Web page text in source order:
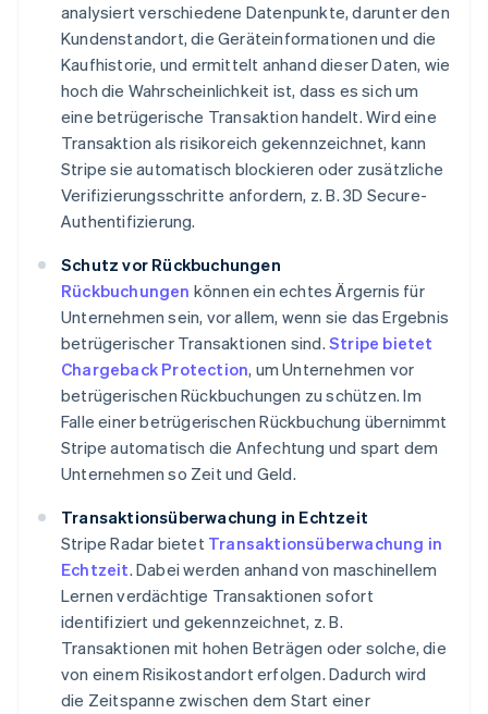
analysiert verschiedene Datenpunkte, darunter den
Kundenstandort, die Geräteinformationen und die
Kaufhistorie, und ermittelt anhand dieser Daten, wie
hoch die Wahrscheinlichkeit ist, dass es sich um
eine betrügerische Transaktion handelt. Wird eine
Transaktion als risikoreich gekennzeichnet, kann
Stripe sie automatisch blockieren oder zusätzliche
Verifizierungsschritte anfordern, z. B. 3D Secure-
Authentifizierung.
Schutz vor Rückbuchungen
Rückbuchungen können ein echtes Ärgernis für
Unternehmen sein, vor allem, wenn sie das Ergebnis
betrügerischer Transaktionen sind. Stripe bietet
Chargeback Protection, um Unternehmen vor
betrügerischen Rückbuchungen zu schützen. Im
Falle einer betrügerischen Rückbuchung übernimmt
Stripe automatisch die Anfechtung und spart dem
Unternehmen so Zeit und Geld.
Transaktionsüberwachung in Echtzeit
Stripe Radar bietet Transaktionsüberwachung in
Echtzeit. Dabei werden anhand von maschinellem
Lernen verdächtige Transaktionen sofort
identifiziert und gekennzeichnet, z. B.
Transaktionen mit hohen Beträgen oder solche, die
von einem Risikostandort erfolgen. Dadurch wird
die Zeitspanne zwischen dem Start einer